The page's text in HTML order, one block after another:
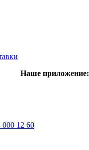
Наше приложение:
000 12 60